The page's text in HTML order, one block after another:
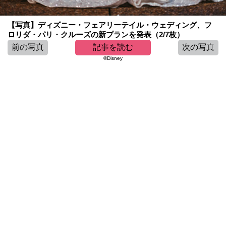
【写真】ディズニー・フェアリーテイル・ウェディング、フ
ロリダ・パリ・クルーズの新プランを発表（2/7枚）
前の写真
記事を読む 次の写真
©Disney